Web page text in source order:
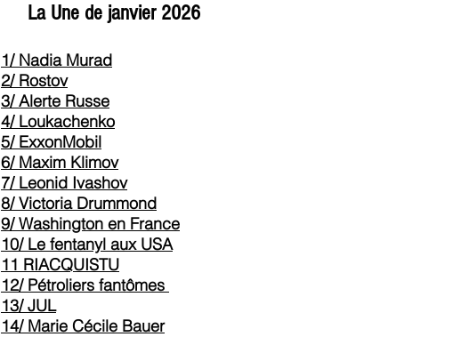
La Une de janvier 2026
1/ Nadia Murad
2/ Rostov
3/ Alerte Russe
4/ Loukachenko
5/ ExxonMobil
6/ Maxim Klimov
7/ Leonid Ivashov
8/ Victoria Drummond
9/ Washington en France
10/ Le fentanyl aux USA
11 RIACQUISTU
12/ Pétroliers fantômes
13/ JUL
14/ Marie Cécile Bauer